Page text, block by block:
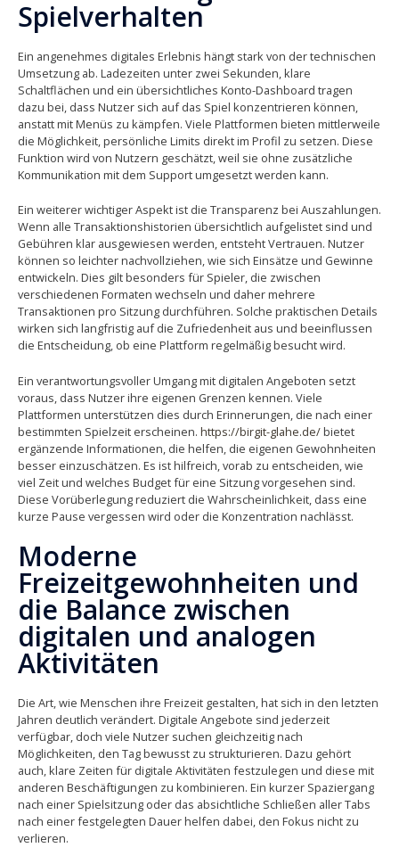
Spielverhalten
Ein angenehmes digitales Erlebnis hängt stark von der technischen
Umsetzung ab. Ladezeiten unter zwei Sekunden, klare
Schaltflächen und ein übersichtliches Konto-Dashboard tragen
dazu bei, dass Nutzer sich auf das Spiel konzentrieren können,
anstatt mit Menüs zu kämpfen. Viele Plattformen bieten mittlerweile
die Möglichkeit, persönliche Limits direkt im Profil zu setzen. Diese
Funktion wird von Nutzern geschätzt, weil sie ohne zusätzliche
Kommunikation mit dem Support umgesetzt werden kann.
Ein weiterer wichtiger Aspekt ist die Transparenz bei Auszahlungen.
Wenn alle Transaktionshistorien übersichtlich aufgelistet sind und
Gebühren klar ausgewiesen werden, entsteht Vertrauen. Nutzer
können so leichter nachvollziehen, wie sich Einsätze und Gewinne
entwickeln. Dies gilt besonders für Spieler, die zwischen
verschiedenen Formaten wechseln und daher mehrere
Transaktionen pro Sitzung durchführen. Solche praktischen Details
wirken sich langfristig auf die Zufriedenheit aus und beeinflussen
die Entscheidung, ob eine Plattform regelmäßig besucht wird.
Ein verantwortungsvoller Umgang mit digitalen Angeboten setzt
voraus, dass Nutzer ihre eigenen Grenzen kennen. Viele
Plattformen unterstützen dies durch Erinnerungen, die nach einer
bestimmten Spielzeit erscheinen. https://birgit-glahe.de/bietet
ergänzende Informationen, die helfen, die eigenen Gewohnheiten
besser einzuschätzen. Es ist hilfreich, vorab zu entscheiden, wie
viel Zeit und welches Budget für eine Sitzung vorgesehen sind.
Diese Vorüberlegung reduziert die Wahrscheinlichkeit, dass eine
kurze Pause vergessen wird oder die Konzentration nachlässt.
Moderne
Freizeitgewohnheiten und
die Balance zwischen
digitalen und analogen
Aktivitäten
Die Art, wie Menschen ihre Freizeit gestalten, hat sich in den letzten
Jahren deutlich verändert. Digitale Angebote sind jederzeit
verfügbar, doch viele Nutzer suchen gleichzeitig nach
Möglichkeiten, den Tag bewusst zu strukturieren. Dazu gehört
auch, klare Zeiten für digitale Aktivitäten festzulegen und diese mit
anderen Beschäftigungen zu kombinieren. Ein kurzer Spaziergang
nach einer Spielsitzung oder das absichtliche Schließen aller Tabs
nach einer festgelegten Dauer helfen dabei, den Fokus nicht zu
verlieren.